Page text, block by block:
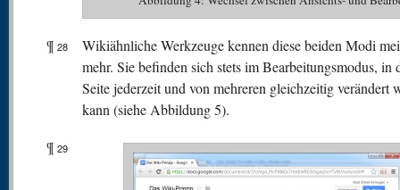
¶ 28
Wikiähnliche Werkzeuge kennen diese beiden Modi
mehr. Sie befinden sich stets im Bearbeitungsmodus, in
Seite jederzeit und von mehreren gleichzeitig verändert
kann (siehe Abbildung 5).
¶ 29